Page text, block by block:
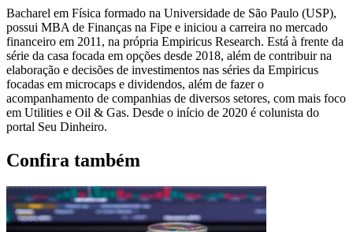
Bacharel em Física formado na Universidade de São Paulo (USP),
possui MBA de Finanças na Fipe e iniciou a carreira no mercado
financeiro em 2011, na própria Empiricus Research. Está à frente da
série da casa focada em opções desde 2018, além de contribuir na
elaboração e decisões de investimentos nas séries da Empiricus
focadas em microcaps e dividendos, além de fazer o
acompanhamento de companhias de diversos setores, com mais foco
em Utilities e Oil & Gas. Desde o início de 2020 é colunista do
portal Seu Dinheiro.
Confira também